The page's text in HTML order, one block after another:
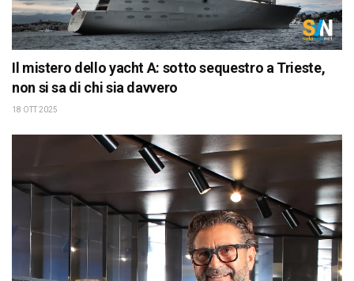
Il mistero dello yacht A: sotto sequestro a Trieste,
non si sa di chi sia davvero
18 OTT 2025